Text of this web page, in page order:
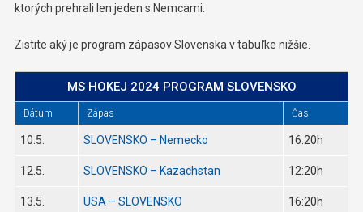
ktorých prehrali len jeden s Nemcami.
Zistite aký je program zápasov Slovenska v tabuľke nižšie.
MS HOKEJ 2024 PROGRAM SLOVENSKO
Dátum Zápas Čas
10.5. SLOVENSKO – Nemecko 16:20h
12.5. SLOVENSKO – Kazachstan 12:20h
13.5. USA – SLOVENSKO 16:20h